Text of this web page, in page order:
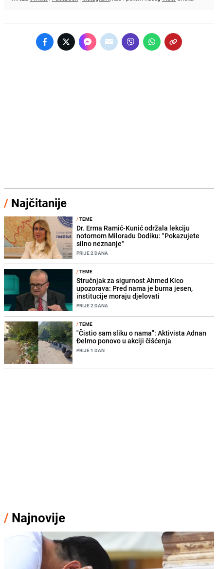
/ Najčitanije
/TEME
Dr. Erma Ramić-Kunić održala lekciju
notornom Miloradu Dodiku: "Pokazujete
silno neznanje"
PRIJE 2 DANA
/TEME
Stručnjak za sigurnost Ahmed Kico
upozorava: Pred nama je burna jesen,
institucije moraju djelovati
PRIJE 2 DANA
/TEME
"Čistio sam sliku o nama": Aktivista Adnan
Đelmo ponovo u akciji čišćenja
PRIJE 1 DAN
/ Najnovije